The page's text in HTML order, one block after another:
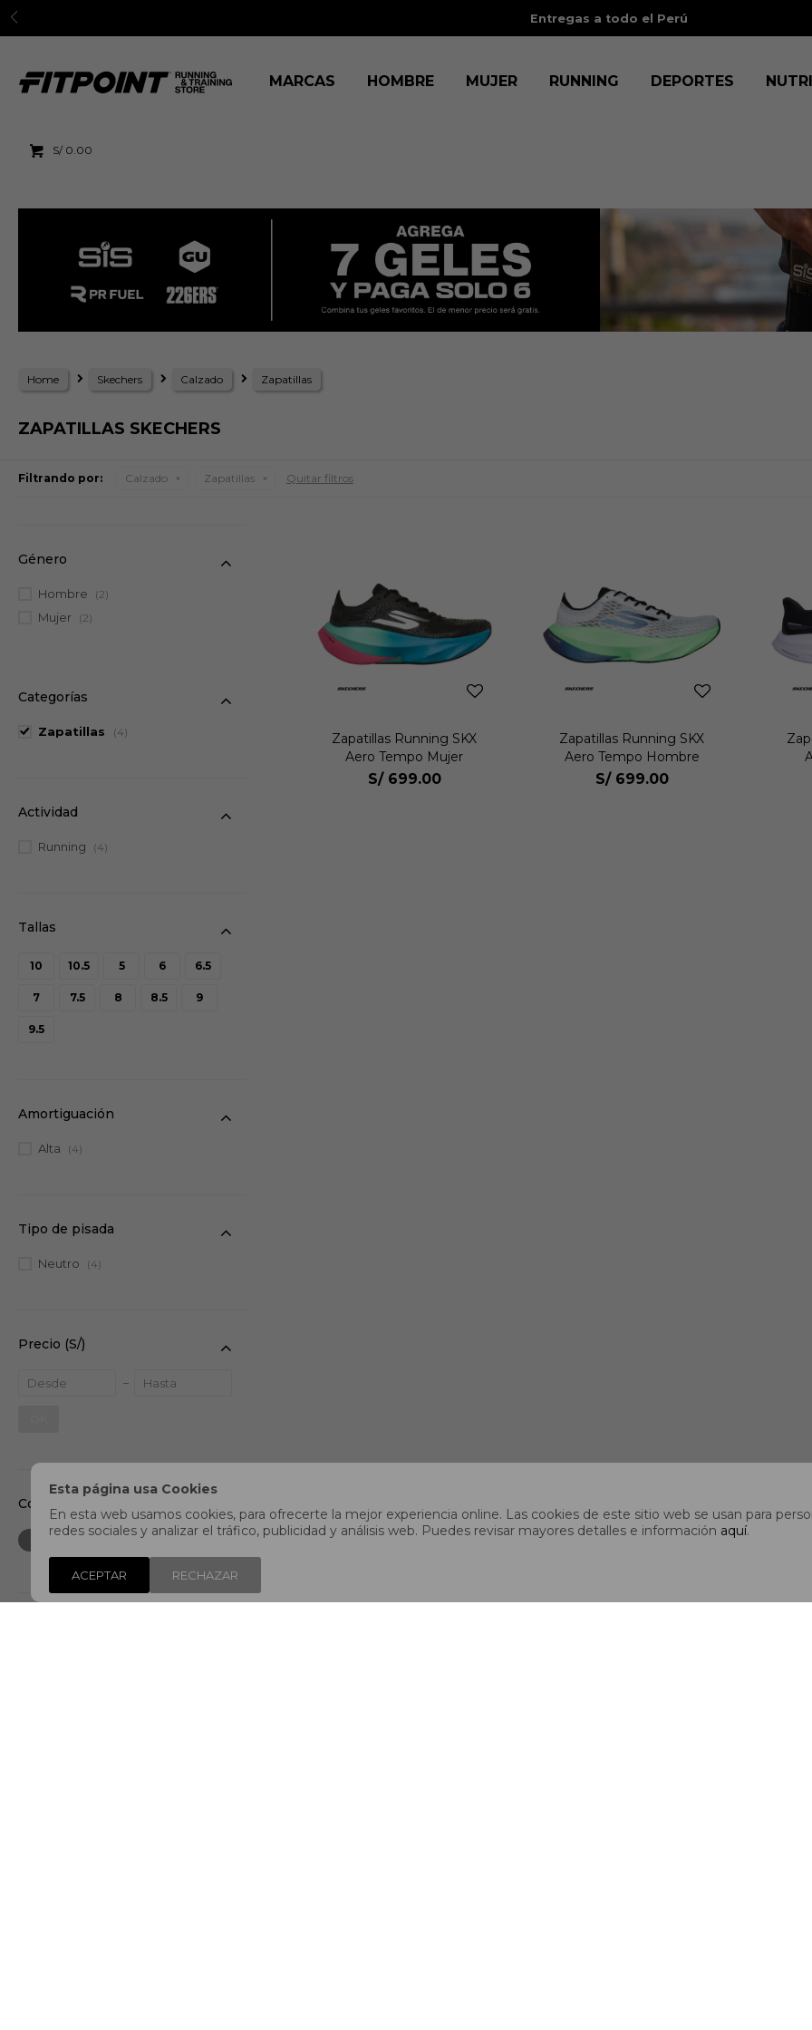
Esta página usa Cookies
En esta web usamos cookies, para ofrecerte la mejor experiencia online. Las cookies de este sitio web se usan para
redes sociales y analizar el tráfico, publicidad y análisis web. Puedes revisar mayores detalles e información aquí.
ACEPTAR RECHAZAR
3 cuotas sin interesescon BCP, BBVA, IBK, Scotia, Diners y
MARCAS HOMBRE MUJER RUNNING DEPORTES
S/ 0.00
Home Skechers Calzado Zapatillas
ZAPATILLAS SKECHERS
Filtrando por: Calzado Zapatillas Quitar filtros
Zapatillas Running SKX
Aero Tempo Mujer
S/ 699.00
Zapatillas Running SKX
Aero Tempo Hombre
S/ 699.00
Categorías
Zapatillas (4)
10 10.5 5 6 6.5
7 7.5 8 8.5 9
9.5
Precio (S/)
Género
Hombre (2)
Mujer (2)
Color
Actividad
Running (4)
Tipo de pisada
Neutro (4)
Amortiguación
Alta (4)